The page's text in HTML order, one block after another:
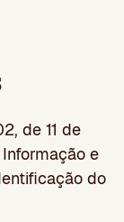
de 11 de
e
do